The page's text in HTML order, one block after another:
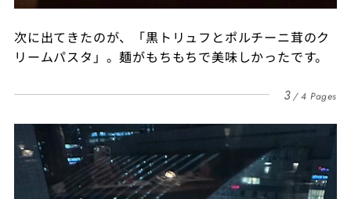
次に出てきたのが、「黒トリュフとポルチーニ茸のク
リームパスタ」。麺がもちもちで美味しかったです。
3 4 Pages